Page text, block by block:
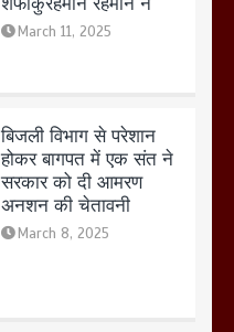
March 8, 2025
मेरठ सुराजकुंड शमशान
घाट में चिता से अस्थि
उठाकर खाते कुत्ते का
वीडियो इंटरनेट पर जमकर
हो रहा वायरल